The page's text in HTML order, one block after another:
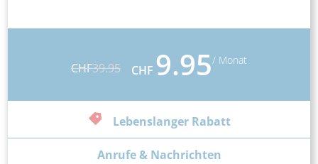
CHF39.95 CHF 9.95/ Monat
Lebenslanger Rabatt
Anrufe & Nachrichten